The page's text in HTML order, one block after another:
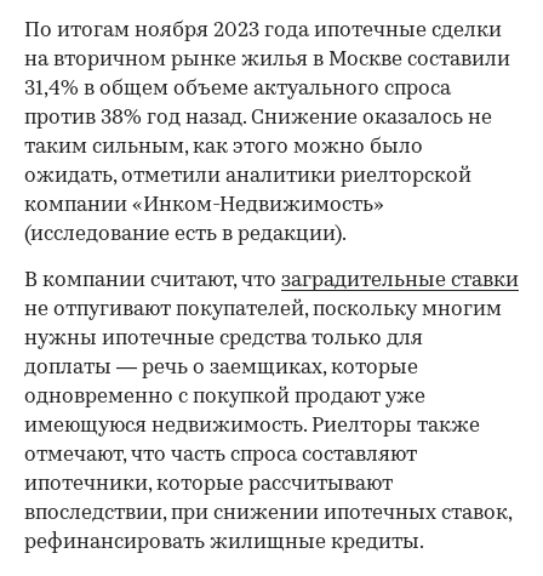
По итогам ноября 2023 года ипотечные сделки
на вторичном рынке жилья в Москве составили
31,4% в общем объеме актуального спроса
против 38% год назад. Снижение оказалось не
таким сильным, как этого можно было
ожидать, отметили аналитики риелторской
компании «Инком-Недвижимость»
(исследование есть в редакции).
В компании считают, что заградительные ставки
не отпугивают покупателей, поскольку многим
нужны ипотечные средства только для
доплаты — речь о заемщиках, которые
одновременно с покупкой продают уже
имеющуюся недвижимость. Риелторы также
отмечают, что часть спроса составляют
ипотечники, которые рассчитывают
впоследствии, при снижении ипотечных ставок,
рефинансировать жилищные кредиты.